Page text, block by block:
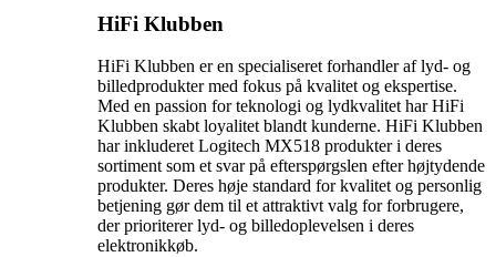
HiFi Klubben
HiFi Klubben er en specialiseret forhandler af lyd- og
billedprodukter med fokus på kvalitet og ekspertise.
Med en passion for teknologi og lydkvalitet har HiFi
Klubben skabt loyalitet blandt kunderne. HiFi Klubben
har inkluderet Logitech MX518 produkter i deres
sortiment som et svar på efterspørgslen efter højtydende
produkter. Deres høje standard for kvalitet og personlig
betjening gør dem til et attraktivt valg for forbrugere,
der prioriterer lyd- og billedoplevelsen i deres
elektronikkøb.